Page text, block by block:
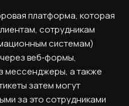
платформа, которая
сотрудникам
системам)
веб‑формы,
мессенджеры, а также
затем могут
за это сотрудниками